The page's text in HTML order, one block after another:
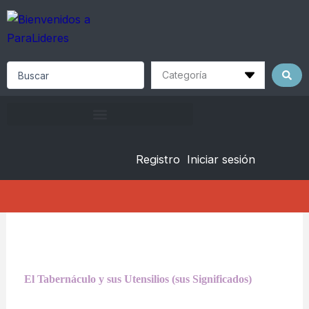
Skip
content
Registro Iniciar sesión
El Tabernáculo y sus Utensilios (sus Significados)